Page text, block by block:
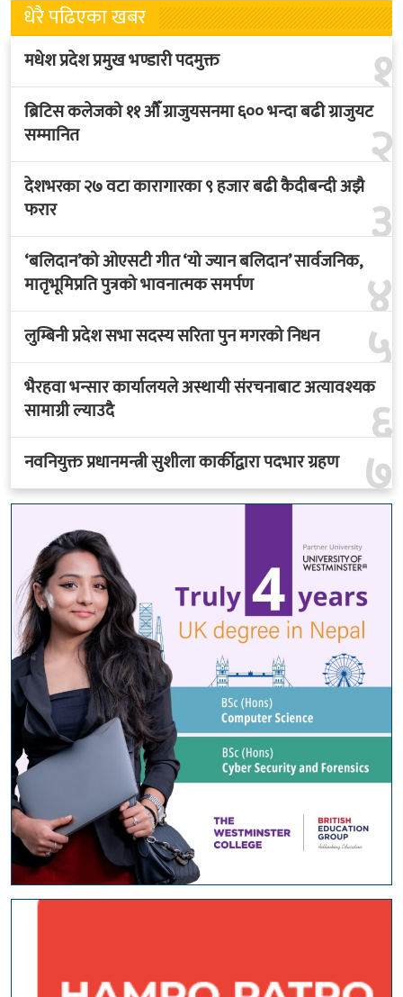
धेरै पढिएका खबर
१
मधेश प्रदेश प्रमुख भण्डारी पदमुक्त
२
ब्रिटिस कलेजको ११ औँ ग्राजुयसनमा ६०० भन्दा बढी ग्राजुयट
सम्मानित
३
देशभरका २७ वटा कारागारका ९ हजार बढी कैदीबन्दी अझै
फरार
४
‘बलिदान’को ओएसटी गीत ‘यो ज्यान बलिदान’ सार्वजनिक,
मातृभूमिप्रति पुत्रको भावनात्मक समर्पण
५
लुम्बिनी प्रदेश सभा सदस्य सरिता पुन मगरको निधन
६
भैरहवा भन्सार कार्यालयले अस्थायी संरचनाबाट अत्यावश्यक
सामाग्री ल्याउदै
७
नवनियुक्त प्रधानमन्त्री सुशीला कार्कीद्वारा पदभार ग्रहण